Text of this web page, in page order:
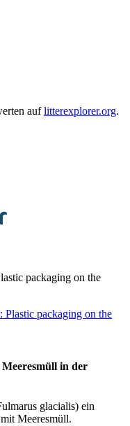
auflitterexplorer.org.
packaging on the
in der
glacialis) ein
Meeresmüll.